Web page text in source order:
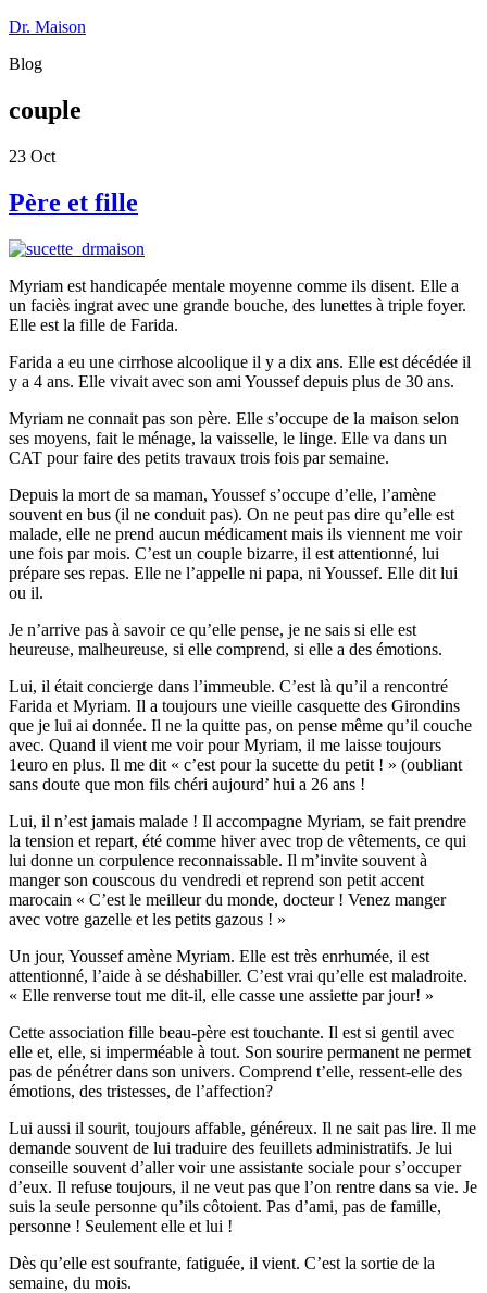
Dr. Maison
Blog
couple
23 Oct
Père et fille
Myriam est handicapée mentale moyenne comme ils disent. Elle a
un faciès ingrat avec une grande bouche, des lunettes à triple foyer.
Elle est la fille de Farida.
Farida a eu une cirrhose alcoolique il y a dix ans. Elle est décédée il
y a 4 ans. Elle vivait avec son ami Youssef depuis plus de 30 ans.
Myriam ne connait pas son père. Elle s’occupe de la maison selon
ses moyens, fait le ménage, la vaisselle, le linge. Elle va dans un
CAT pour faire des petits travaux trois fois par semaine.
Depuis la mort de sa maman, Youssef s’occupe d’elle, l’amène
souvent en bus (il ne conduit pas). On ne peut pas dire qu’elle est
malade, elle ne prend aucun médicament mais ils viennent me voir
une fois par mois. C’est un couple bizarre, il est attentionné, lui
prépare ses repas. Elle ne l’appelle ni papa, ni Youssef. Elle dit lui
ou il.
Je n’arrive pas à savoir ce qu’elle pense, je ne sais si elle est
heureuse, malheureuse, si elle comprend, si elle a des émotions.
Lui, il était concierge dans l’immeuble. C’est là qu’il a rencontré
Farida et Myriam. Il a toujours une vieille casquette des Girondins
que je lui ai donnée. Il ne la quitte pas, on pense même qu’il couche
avec. Quand il vient me voir pour Myriam, il me laisse toujours
1euro en plus. Il me dit « c’est pour la sucette du petit ! » (oubliant
sans doute que mon fils chéri aujourd’ hui a 26 ans !
Lui, il n’est jamais malade ! Il accompagne Myriam, se fait prendre
la tension et repart, été comme hiver avec trop de vêtements, ce qui
lui donne un corpulence reconnaissable. Il m’invite souvent à
manger son couscous du vendredi et reprend son petit accent
marocain « C’est le meilleur du monde, docteur ! Venez manger
avec votre gazelle et les petits gazous ! »
Un jour, Youssef amène Myriam. Elle est très enrhumée, il est
attentionné, l’aide à se déshabiller. C’est vrai qu’elle est maladroite.
« Elle renverse tout me dit-il, elle casse une assiette par jour! »
Cette association fille beau-père est touchante. Il est si gentil avec
elle et, elle, si imperméable à tout. Son sourire permanent ne permet
pas de pénétrer dans son univers. Comprend t’elle, ressent-elle des
émotions, des tristesses, de l’affection?
Lui aussi il sourit, toujours affable, généreux. Il ne sait pas lire. Il me
demande souvent de lui traduire des feuillets administratifs. Je lui
conseille souvent d’aller voir une assistante sociale pour s’occuper
d’eux. Il refuse toujours, il ne veut pas que l’on rentre dans sa vie. Je
suis la seule personne qu’ils côtoient. Pas d’ami, pas de famille,
personne ! Seulement elle et lui !
Dès qu’elle est soufrante, fatiguée, il vient. C’est la sortie de la
semaine, du mois.